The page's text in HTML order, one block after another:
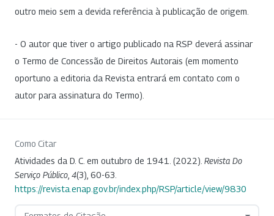
outro meio sem a devida referência à publicação de origem.
- O autor que tiver o artigo publicado na RSP deverá assinar
o Termo de Concessão de Direitos Autorais (em momento
oportuno a editoria da Revista entrará em contato com o
autor para assinatura do Termo).
Como Citar
Atividades da D. C. em outubro de 1941. (2022). Revista Do
Serviço Público 4(3), 60-63.
https://revista.enap.gov.br/index.php/RSP/article/view/9830